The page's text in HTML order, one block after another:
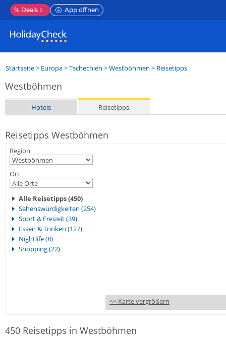
% Deals App öffnen
Startseite> Europa>Tschechien >Westböhmen > Reisetipps
Westböhmen
Hotels Reisetipps
Reisetipps Westböhmen
Region
Ort
Alle Reisetipps (450)
Sehenswürdigkeiten (254)
Sport & Freizeit (39)
Essen & Trinken (127)
Nightlife (8)
Shopping (22)
<< Karte vergrößern
450 Reisetipps in Westböhmen